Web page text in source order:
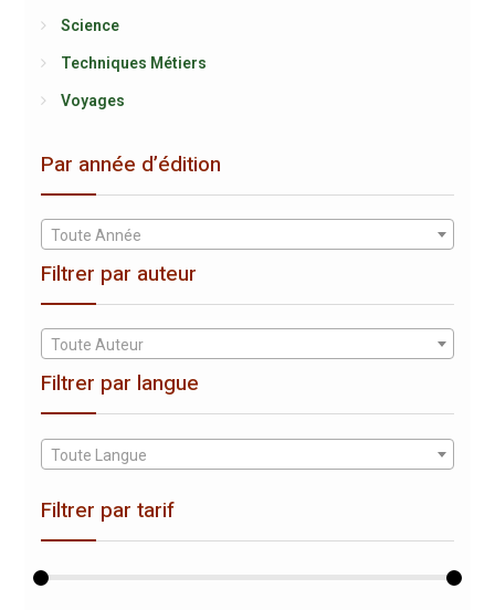
Science
Techniques Métiers
Voyages
Par année d’édition
Toute Année
Filtrer par auteur
Toute Auteur
Filtrer par langue
Toute Langue
Filtrer par tarif